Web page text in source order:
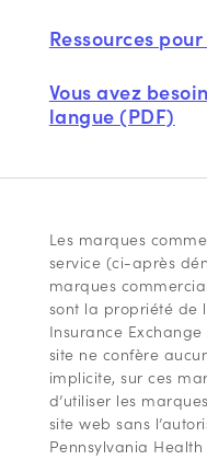
Ressources
Vous avez
langue (PDF)
Les marques
service (ci-après
marques
sont la propriété de
Insurance
site ne confère
implicite, sur ces
d’utiliser les
site web sans
Pennsylvania